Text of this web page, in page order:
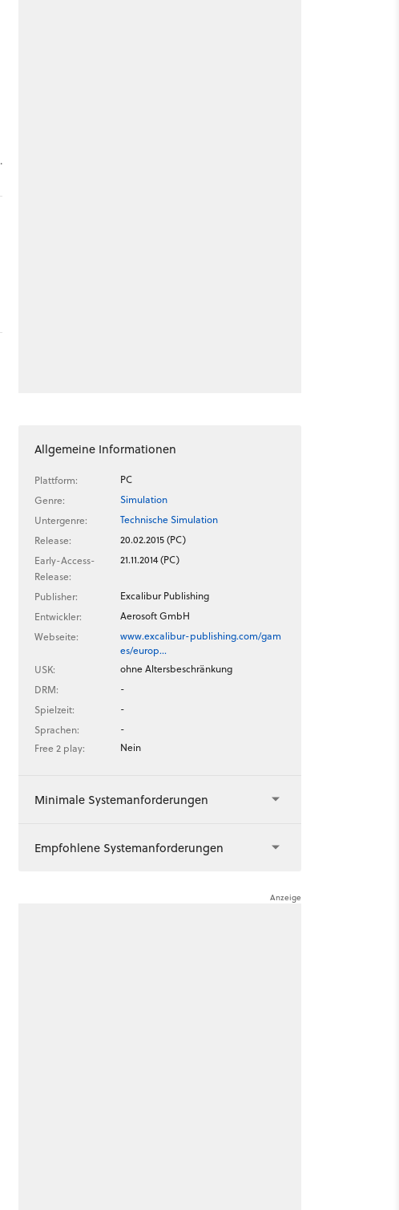
Allgemeine Informationen
Plattform:
PC
Genre:
Simulation
Untergenre:
Technische Simulation
Release:
20.02.2015 (PC)
Early-Access-
Release:
21.11.2014 (PC)
Publisher:
Excalibur Publishing
Entwickler:
Aerosoft GmbH
Webseite:
www.excalibur-publishing.com/gam
es/europ…
USK:
ohne Altersbeschränkung
DRM:
-
Spielzeit:
-
Sprachen:
-
Free 2 play:
Nein
Minimale Systemanforderungen
Empfohlene Systemanforderungen